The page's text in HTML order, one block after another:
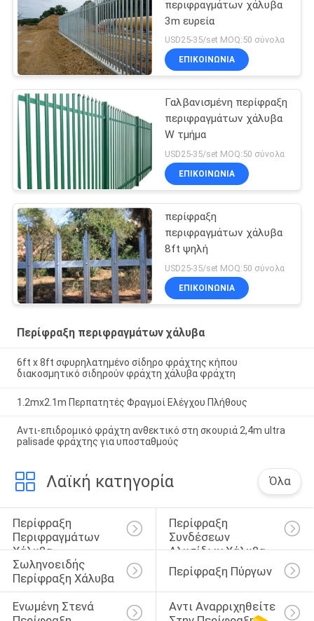
περιφραγμάτων χάλυβα
3m ευρεία
USD25-35/set MOQ:50 σύνολα
ΕΠΙΚΟΙΝΩΝΙΑ
Γαλβανισμένη περίφραξη
περιφραγμάτων χάλυβα
W τμήμα
USD25-35/set MOQ:50 σύνολα
ΕΠΙΚΟΙΝΩΝΙΑ
περίφραξη
περιφραγμάτων χάλυβα
8ft ψηλή
USD25-35/set MOQ:50 σύνολα
ΕΠΙΚΟΙΝΩΝΙΑ
Περίφραξη περιφραγμάτων χάλυβα
6ft x 8ft σφυρηλατημένο σίδηρο φράχτης κήπου
διακοσμητικό σιδηρούν φράχτη χάλυβα φράχτη
1.2mx2.1m Περπατητές Φραγμοί Ελέγχου Πλήθους
Αντι-επιδρομικό φράχτη ανθεκτικό στη σκουριά 2,4m ultra
palisade φράχτης για υποσταθμούς
Λαϊκή κατηγορία Όλα
Περίφραξη
Περιφραγμάτων
Χάλυβα
Περίφραξη
Συνδέσεων
Αλυσίδων Χάλυβα
Σωληνοειδής
Περίφραξη Χάλυβα
Περίφραξη Πύργων
Ενωμένη Στενά
Αντι Αναρριχηθείτε